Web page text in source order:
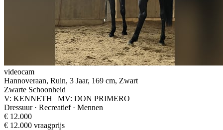
videocam
Hannoveraan, Ruin, 3 Jaar, 169 cm, Zwart
Zwarte Schoonheid
V: KENNETH | MV: DON PRIMERO
Dressuur · Recreatief · Mennen
€ 12.000
€ 12.000 vraagprijs